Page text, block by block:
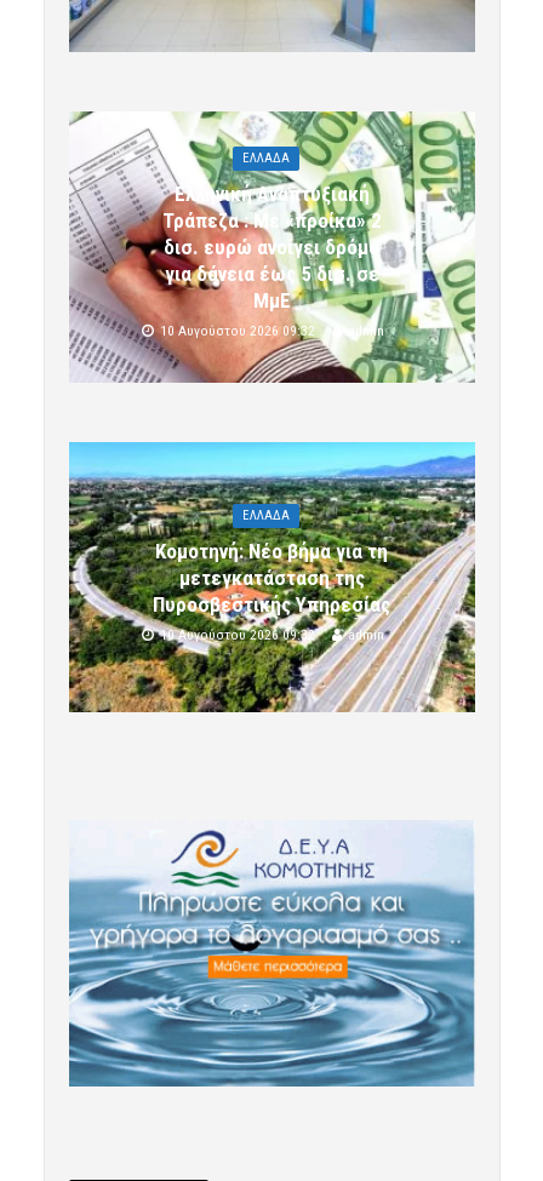
ΕΛΛΑΔΑ
Ελληνική Αναπτυξιακή
Τράπεζα : Με «προίκα» 2
δισ. ευρώ ανοίγει δρόμο
για δάνεια έως 5 δισ. σε
ΜμΕ
10 Αυγούστου 2026 09:32 admin
ΕΛΛΑΔΑ
Κομοτηνή: Νέο βήμα για τη
μετεγκατάσταση της
Πυροσβεστικής Υπηρεσίας
10 Αυγούστου 2026 09:32 admin